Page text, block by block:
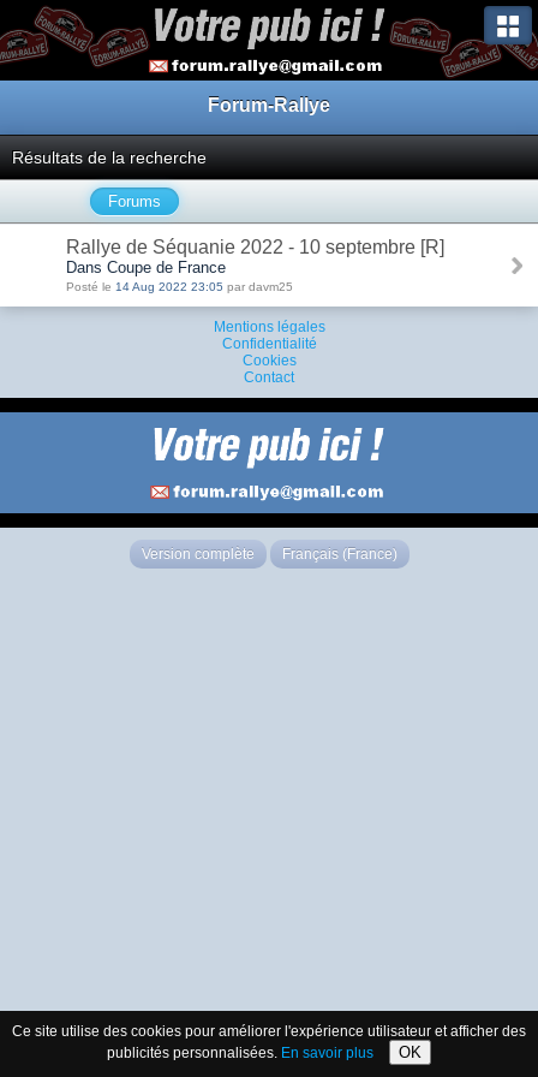
Forum-Rallye
Résultats de la recherche
Forums
Rallye de Séquanie 2022 - 10 septembre [R]
Dans Coupe de France
Posté le 14 Aug 2022 23:05 par davm25
Mentions légales
Confidentialité
Cookies
Contact
Version complète Français (France)
Ce site utilise des cookies pour améliorer l'expérience utilisateur et afficher des
publicités personnalisées. En savoir plus OK